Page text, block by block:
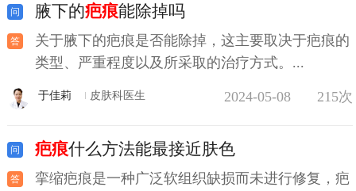
腋下的疤痕能除掉吗
关于腋下的疤痕是否能除掉，这主要取决于疤痕的
类型、严重程度以及所采取的治疗方式。...
于佳莉 皮肤科医生 2024-05-08 215次
疤痕什么方法能最接近肤色
挛缩疤痕是一种广泛软组织缺损而未进行修复，疤